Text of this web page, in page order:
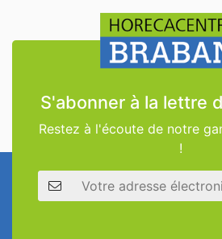
S'abonner à la lettre
Restez à l'écoute de notre
!
Adresse électronique